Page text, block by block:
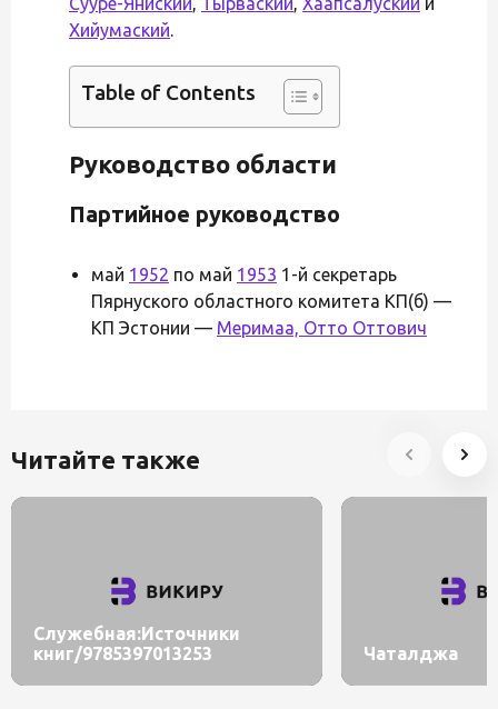
Хийумаский.
Table of Contents
Руководство области
Партийное руководство
май 1952 по май 1953 1-й секретарь
Пярнуского областного комитета КП(б) —
КП Эстонии — Меримаа, Отто Оттович
Читайте также
Служебная:Источники
книг/9785397013253
Чаталджа